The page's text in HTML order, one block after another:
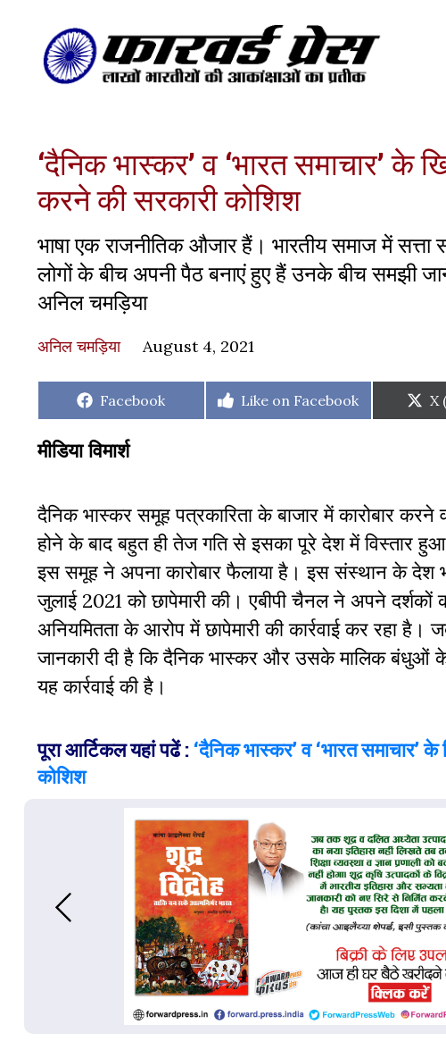
‘दैनिक भास्कर’ व ‘भारत समाचार’
करने की सरकारी कोशिश
भाषा एक राजनीतिक औजार हैं। भारतीय समाज में
लोगों के बीच अपनी पैठ बनाएं हुए हैं उनके बीच समझी
अनिल चमड़िया
अनिल चमड़िया August 4, 2021
Share
Facebook
Share
Like on Facebook
on
X
मीडिया विमार्श
दैनिक भास्कर समूह पत्रकारिता के बाजार में कारोबार करने
होने के बाद बहुत ही तेज गति से इसका पूरे देश में विस्तार
इस समूह ने अपना कारोबार फैलाया है। इस संस्थान के
जुलाई 2021 को छापेमारी की। एबीपी चैनल ने अपने दर्शकों
अनियमितता के आरोप में छापेमारी की कार्रवाई कर रहा है।
जानकारी दी है कि दैनिक भास्कर और उसके मालिक बंधुओं के
यह कार्रवाई की है।
पूरा आर्टिकल यहां पढें : ‘दैनिक भास्कर’ व ‘भारत
कोशिश